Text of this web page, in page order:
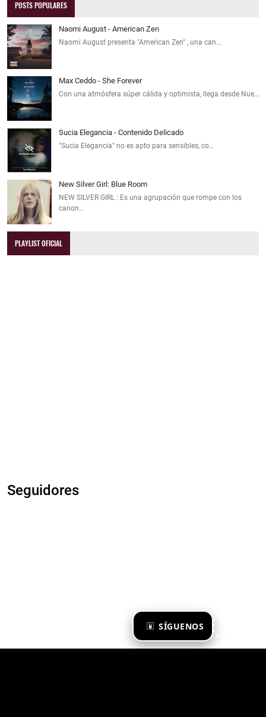
SÍGUENOS
POSTS POPULARES
Naomi August - American Zen
Naomi August presenta "American Zen" , una can…
Max Ceddo - She Forever
Con una atmósfera súper cálida y optimista, llega desde Nue…
Sucia Elegancia - Contenido Delicado
"Sucia Elegancia" no es apto para sensibles, co…
New Silver Girl: Blue Room
NEW SILVER GIRL : Es una agrupación que rompe con los
canon…
PLAYLIST OFICIAL
Seguidores